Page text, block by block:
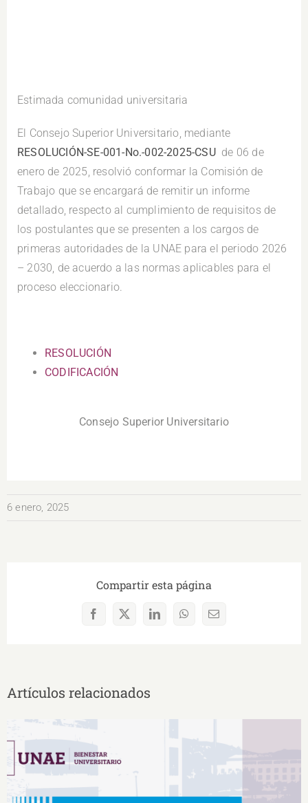
Estimada comunidad universitaria
El Consejo Superior Universitario, mediante
RESOLUCIÓN-SE-001-No.-002-2025-CSUde 06 de
enero de 2025, resolvió conformar la Comisión de
Trabajo que se encargará de remitir un informe
detallado, respecto al cumplimiento de requisitos de
los postulantes que se presenten a los cargos de
primeras autoridades de la UNAE para el periodo 2026
– 2030, de acuerdo a las normas aplicables para el
proceso eleccionario.
RESOLUCIÓN
CODIFICACIÓN
Consejo Superior Universitario
6 enero, 2025
Compartir esta página
Facebook
X LinkedInWhatsAppCorreo
Artículos relacionados